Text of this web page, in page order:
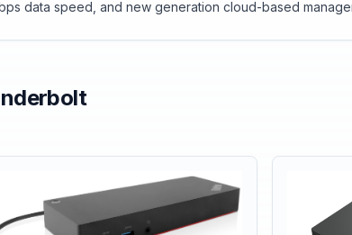
data speed, and new generation cloud-based